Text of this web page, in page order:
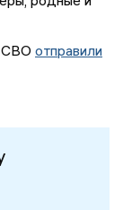
СВО отправили